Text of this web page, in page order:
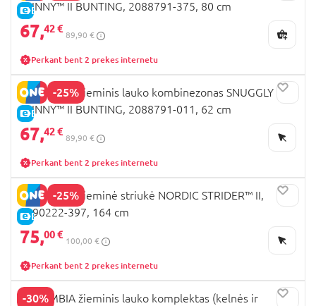
E-KAINA
BUNNY™ II BUNTING, 2088791-375, 80 cm
67,42 €
89,90 €
Perkant bent 2 prekes internetu
-25%
E-KAINA
COLUMBIA žieminis lauko kombinezonas SNUGGLY
BUNNY™ II BUNTING, 2088791-011, 62 cm
67,42 €
89,90 €
Perkant bent 2 prekes internetu
-25%
E-KAINA
COLUMBIA žieminė striukė NORDIC STRIDER™ II,
2090222-397, 164 cm
75,00 €
100,00 €
Perkant bent 2 prekes internetu
-30%
COLUMBIA žieminis lauko komplektas (kelnės ir